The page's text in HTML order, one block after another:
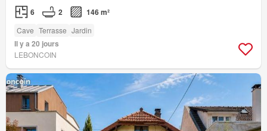
6 2 146 m²
Cave Terrasse Jardin
Il y a 20 jours
LEBONCOIN